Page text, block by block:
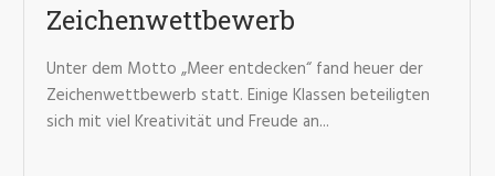
Zeichenwettbewerb
Unter dem Motto „Meer entdecken“ fand heuer der
Zeichenwettbewerb statt. Einige Klassen beteiligten
sich mit viel Kreativität und Freude an...